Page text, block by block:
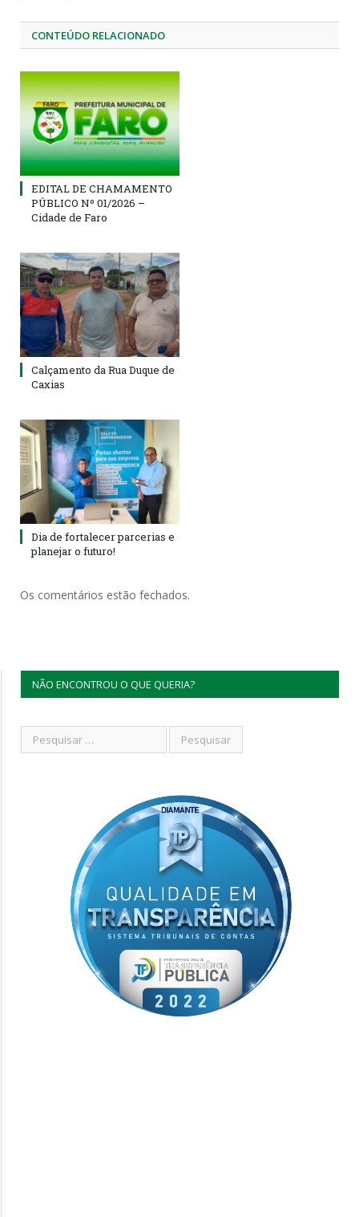
CONTEÚDO RELACIONADO
EDITAL DE CHAMAMENTO
PÚBLICO Nº 01/2026 –
Cidade de Faro
Calçamento da Rua Duque de
Caxias
Dia de fortalecer parcerias e
planejar o futuro!
Os comentários estão fechados.
NÃO ENCONTROU O QUE QUERIA?